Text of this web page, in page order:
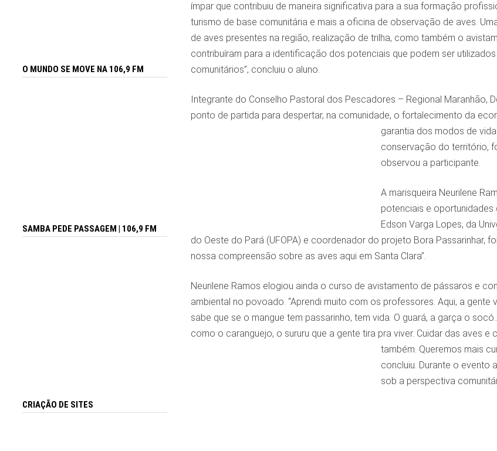
ímpar que contribuiu de maneira significativa para a sua formação
turismo de base comunitária e mais a oficina de observação de aves.
de aves presentes na região, realização de trilha, como também o
contribuíram para a identificação dos potenciais que podem ser
comunitários”, concluiu o aluno.
Integrante do Conselho Pastoral dos Pescadores – Regional Maranhão,
ponto de partida para despertar, na comunidade, o fortalecimento da
garantia dos modos de
conservação do território,
observou a participante.
A marisqueira Neurilene
potenciais e
Edson Varga Lopes, da
do Oeste do Pará (UFOPA) e coordenador do projeto Bora Passarinhar,
nossa compreensão sobre as aves aqui em Santa Clara”.
Neurilene Ramos elogiou ainda o curso de avistamento de pássaros e
ambiental no povoado. “Aprendi muito com os professores. Aqui, a gente
sabe que se o mangue tem passarinho, tem vida. O guará, a garça o
como o caranguejo, o sururu que a gente tira pra viver. Cuidar das aves e
também. Queremos mais
concluiu. Durante o evento
sob a perspectiva
O MUNDO SE MOVE NA 106,9 FM
SAMBA PEDE PASSAGEM | 106,9 FM
CRIAÇÃO DE SITES